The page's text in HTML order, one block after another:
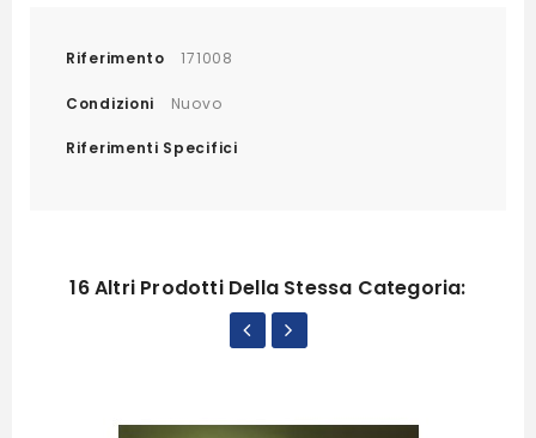
Riferimento 171008
Condizioni Nuovo
Riferimenti Specifici
16 Altri Prodotti Della Stessa Categoria: